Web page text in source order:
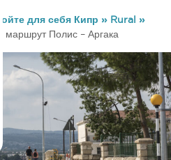
для себя Кипр » Rural »
маршрут Полис – Аргака